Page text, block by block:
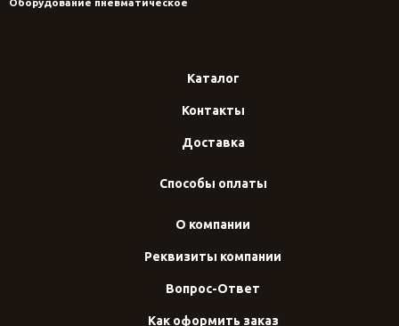
Каталог
Контакты
Доставка
Способы оплаты
О компании
Реквизиты компании
Вопрос-Ответ
Как оформить заказ